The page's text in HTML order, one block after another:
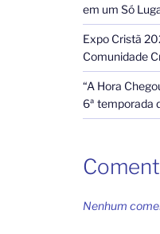
em um Só
Expo Cristã
Comunidade
“A Hora
6ª temporada
Nenhum